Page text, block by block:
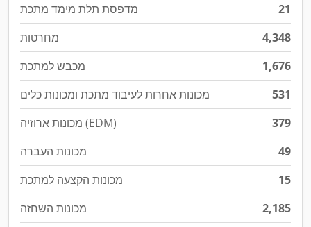
מדפסת תלת מימד מתכת
21
מחרטות
4,348
מכבש למתכת
1,676
מכונות אחרות לעיבוד מתכת ומכונות כלים
531
מכונות ארוזיה (EDM)
379
מכונות העברה
49
מכונות הקצעה למתכת
15
מכונות השחזה
2,185